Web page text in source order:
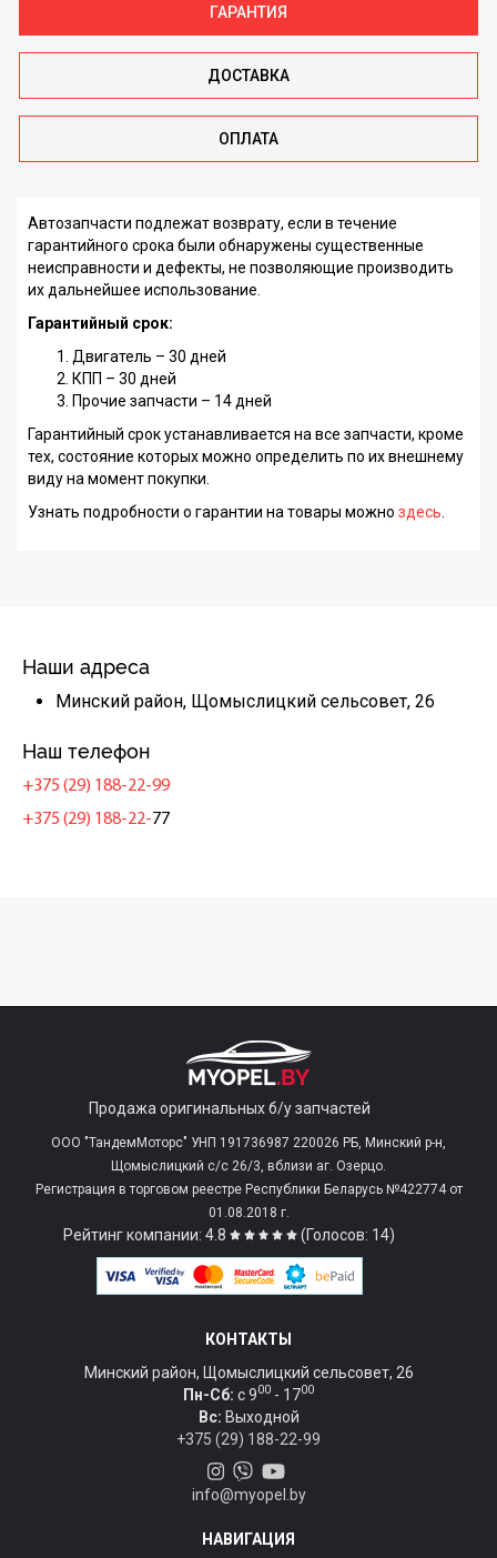
ГАРАНТИЯ
ДОСТАВКА
ОПЛАТА
Автозапчасти подлежат возврату, если в течение
гарантийного срока были обнаружены существенные
неисправности и дефекты, не позволяющие производить
их дальнейшее использование.
Гарантийный срок:
Двигатель – 30 дней
КПП – 30 дней
Прочие запчасти – 14 дней
Гарантийный срок устанавливается на все запчасти, кроме
тех, состояние которых можно определить по их внешнему
виду на момент покупки.
Узнать подробности о гарантии на товары можно здесь
Наши адреса
Минский район, Щомыслицкий сельсовет, 26
Наш телефон
+375 (29) 188-22-99
+375 (29) 188-22-77
Продажа оригинальных б/у запчастей
ООО "ТандемМоторс" УНП 191736987 220026 РБ, Минский р-н,
Щомыслицкий с/c 26/3, вблизи аг. Озерцо.
Регистрация в торговом реестре Республики Беларусь №422774 от
01.08.2018 г.
Рейтинг компании: 4.8 (Голосов: 14)
КОНТАКТЫ
Минский район, Щомыслицкий сельсовет, 26
Пн-Сб: c 900 - 1700
Вс: Выходной
+375 (29) 188-22-99
info@myopel.by
НАВИГАЦИЯ